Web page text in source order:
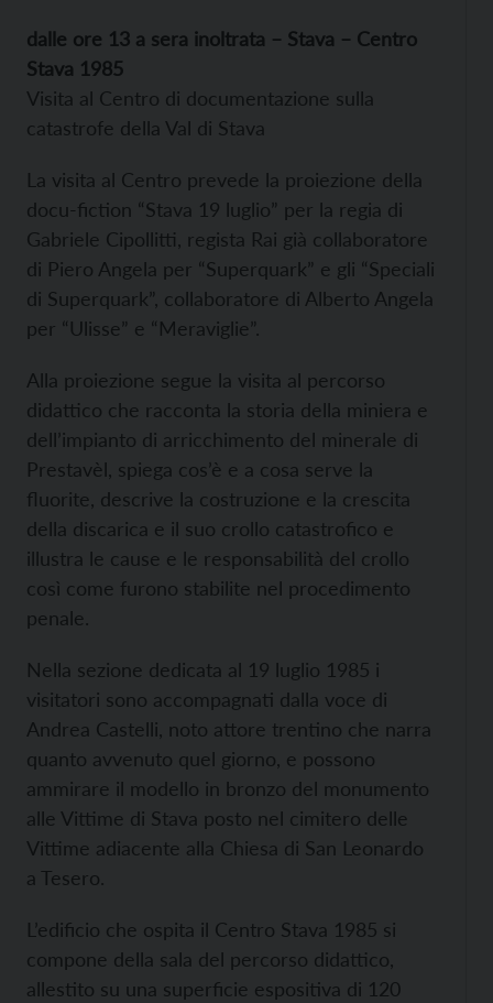
dalle ore 13 a sera inoltrata – Stava – Centro
Stava 1985
Visita al Centro di documentazione sulla
catastrofe della Val di Stava
La visita al Centro prevede la proiezione della
docu-fiction “Stava 19 luglio” per la regia di
Gabriele Cipollitti, regista Rai già collaboratore
di Piero Angela per “Superquark” e gli “Speciali
di Superquark”, collaboratore di Alberto Angela
per “Ulisse” e “Meraviglie”.
Alla proiezione segue la visita al percorso
didattico che racconta la storia della miniera e
dell’impianto di arricchimento del minerale di
Prestavèl, spiega cos’è e a cosa serve la
fluorite, descrive la costruzione e la crescita
della discarica e il suo crollo catastrofico e
illustra le cause e le responsabilità del crollo
così come furono stabilite nel procedimento
penale.
Nella sezione dedicata al 19 luglio 1985 i
visitatori sono accompagnati dalla voce di
Andrea Castelli, noto attore trentino che narra
quanto avvenuto quel giorno, e possono
ammirare il modello in bronzo del monumento
alle Vittime di Stava posto nel cimitero delle
Vittime adiacente alla Chiesa di San Leonardo
a Tesero.
L’edificio che ospita il Centro Stava 1985 si
compone della sala del percorso didattico,
allestito su una superficie espositiva di 120